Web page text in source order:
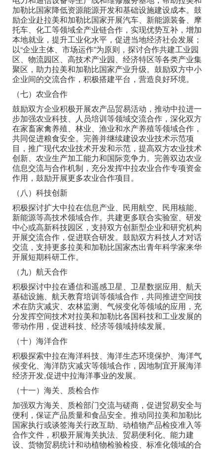
加勒比国家降低资源能源开发和基础设施建设成本。鼓
励企业赴拉美和加勒比国家开展汽车、新能源装备、摩
托车、化工等领域全产业链合作，实现优势互补，增加
本地就业，提升工业化水平，促进当地经济社会发展；
以“企业主体、市场运作”为原则，探讨合作共建工业园
区、物流园区、高技术产业园、经济特区等各类产业集
聚区，助力拉美和加勒比国家产业升级。鼓励双方中小
企业间的交流合作，积极搭建平台，营造良好环境。
（七）农业合作
鼓励双方企业积极开展农产品贸易活动，推动中拉进一
步加强农业科技、人员培训等领域交流合作，深化双方
在家畜家禽养殖、林业、渔业和水产养殖等领域合作，
共同促进粮食安全。完善并继续建设农业技术示范项
目，推广现代农业技术开发和示范，提高双方农业技术
创新、农业生产加工能力和国际竞争力。完善双边农业
信息交流与合作机制，充分发挥中拉农业合作专项资金
作用，鼓励开展更多农业合作项目。
（八）科技创新
积极探讨扩大中拉在信息产业、民用航空、民用核能、
新能源等高技术领域合作。共建更多联合实验室、研发
中心或高新科技园区，支持双方创新型企业和研究机构
开展交流合作，促进联合研发。鼓励双方科技人才对话
交流，支持更多拉美和加勒比国家杰出青年科学家来华
开展短期科研工作。
（九）航天合作
积极探讨中拉在通信和遥感卫星、卫星数据应用、航天
基础设施、航天教育培训等领域合作，共同推进空间技
术在防灾减灾、农林监测、气候变化等领域的应用，充
分发挥空间技术对拉美和加勒比各国科技和工业发展的
带动作用，促进科技、经济等领域持续发展。
（十）海洋合作
积极探索中拉在海洋科技、海洋生态环境保护、海洋气
候变化、海洋防灾减灾等领域合作，因地制宜开展海洋
经济开发,促进中拉海洋事业的发展。
（十一）海关、质检合作
加强双方海关、质检部门交流与磋商，促进贸易安全与
便利，保证产品质量和食品安全。推动同拉美和加勒比
国家执行或谈签海关行政互助、动植物产品检疫准入等
合作文件，积极开展海关执法、贸易便利化、能力建
设、货物贸易统计和动植物检验检疫、标准化领域的合